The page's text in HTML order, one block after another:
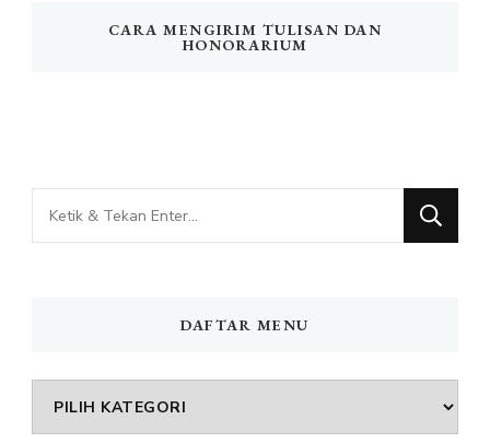
CARA MENGIRIM TULISAN DAN
HONORARIUM
Mencari
Sesuatu?
DAFTAR MENU
DAFTAR
MENU